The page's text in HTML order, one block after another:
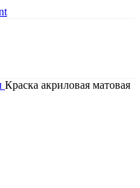
Краска акриловая матовая